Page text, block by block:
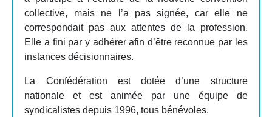
collective, mais ne l’a pas signée, car elle ne
correspondait pas aux attentes de la profession.
Elle a fini par y adhérer afin d’être reconnue par les
instances décisionnaires.
La Confédération est dotée d’une structure
nationale et est animée par une équipe de
syndicalistes depuis 1996, tous bénévoles.